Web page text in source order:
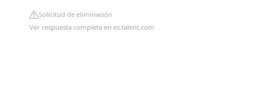
Solicitud de eliminación
Ver respuesta completa en es.talent.com